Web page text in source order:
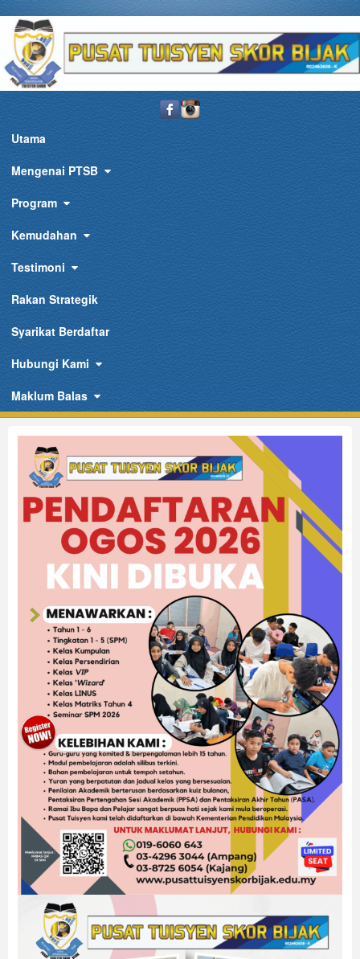
Utama
Mengenai PTSB
Program
Kemudahan
Testimoni
Rakan Strategik
Syarikat Berdaftar
Hubungi Kami
Maklum Balas